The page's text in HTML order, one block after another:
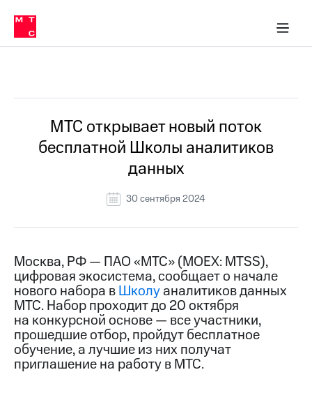
Медиа-центр
и акционерам
Устойчивое развитие
Комплаенс и деловая этика
компании
Карьера
История
компании
информация
Контакты
Медиа-центр
Пресс-
релизы
МТС
о технологиях
Достижения
в МТС
Пресс-
релизы
о технологиях
МТС открывает новый поток
бесплатной Школы аналитиков
данных
30 сентября 2024
Москва, РФ — ПАО «МТС» (MOEX: MTSS),
цифровая экосистема, сообщает о начале
нового набора вШколуаналитиков данных
МТС. Набор проходит до 20 октября
на конкурсной основе — все участники,
прошедшие отбор, пройдут бесплатное
обучение, а лучшие из них получат
приглашение на работу в МТС.